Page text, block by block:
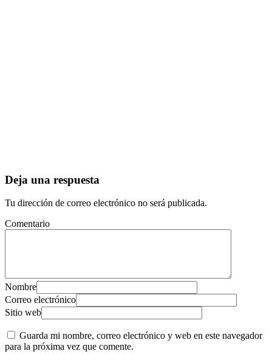
Deja una respuesta
Tu dirección de correo electrónico no será publicada.
Comentario
Nombre
Correo electrónico
Sitio web
Guarda mi nombre, correo electrónico y web en este navegador
para la próxima vez que comente.